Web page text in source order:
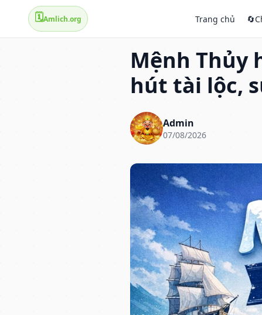
🗓️Amlich.org Trang chủ 🔄
Mệnh Thủy
hút tài lộc,
Admin
07/08/2026